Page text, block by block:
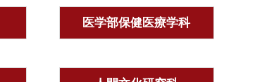
医学部保健医療学科